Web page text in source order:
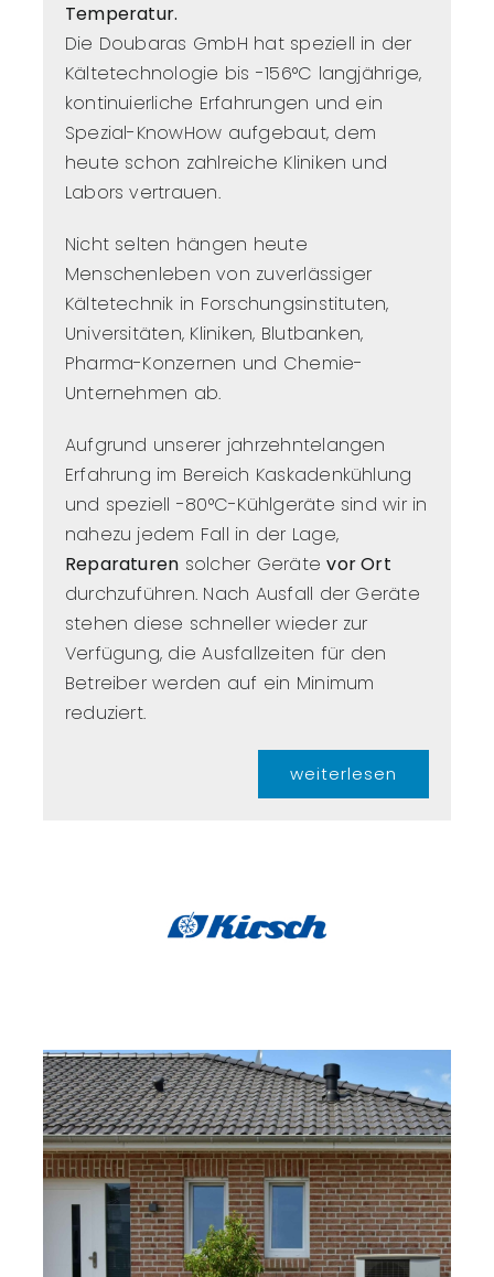
Temperatur.
Die Doubaras GmbH hat speziell in der
Kältetechnologie bis -156°C langjährige,
kontinuierliche Erfahrungen und ein
Spezial-KnowHow aufgebaut, dem
heute schon zahlreiche Kliniken und
Labors vertrauen.
Nicht selten hängen heute
Menschenleben von zuverlässiger
Kältetechnik in Forschungsinstituten,
Universitäten, Kliniken, Blutbanken,
Pharma-Konzernen und Chemie-
Unternehmen ab.
Aufgrund unserer jahrzehntelangen
Erfahrung im Bereich Kaskadenkühlung
und speziell -80°C-Kühlgeräte sind wir in
nahezu jedem Fall in der Lage,
Reparaturen solcher Gerätevor Ort
durchzuführen. Nach Ausfall der Geräte
stehen diese schneller wieder zur
Verfügung, die Ausfallzeiten für den
Betreiber werden auf ein Minimum
reduziert.
weiterlesen